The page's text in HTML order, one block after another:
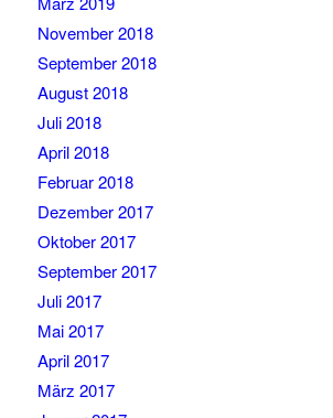
November 2018
September 2018
August 2018
Juli 2018
April 2018
Februar 2018
Dezember 2017
Oktober 2017
September 2017
Juli 2017
Mai 2017
April 2017
März 2017